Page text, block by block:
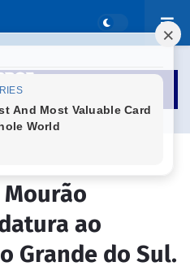
Mourão
ao
Grande do Sul.